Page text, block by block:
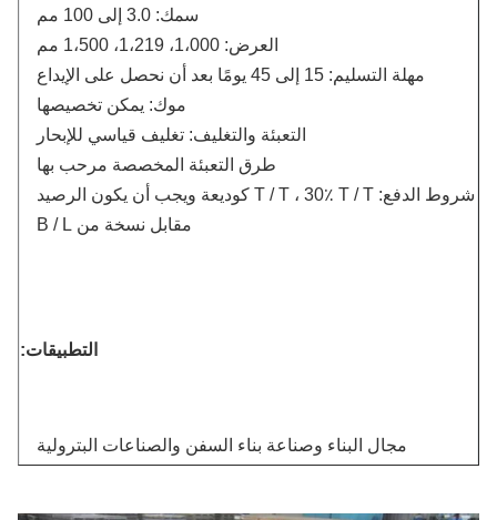
سمك: 3.0 إلى 100 مم
العرض: 1،000، 1،219، 1،500 مم
مهلة التسليم: 15 إلى 45 يومًا بعد أن نحصل على الإيداع
موك: يمكن تخصيصها
التعبئة والتغليف: تغليف قياسي للإبحار
طرق التعبئة المخصصة مرحب بها
شروط الدفع: T / T ، 30٪ T / T كوديعة ويجب أن يكون الرصيد
مقابل نسخة من B / L
التطبيقات:
مجال البناء وصناعة بناء السفن والصناعات البترولية